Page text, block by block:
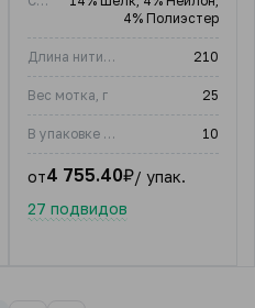
4% Полиэстер
Длина нити, м 210
Вес мотка, г 25
В упаковке (шт) 10
от4 755.40₽/ упак.
27 подвидов